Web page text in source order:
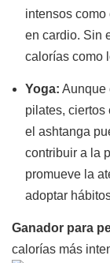
intensos como
en cardio. Sin
calorías como
Yoga: Aunque
pilates, ciertos
el ashtanga
contribuir a la
promueve la
adoptar
Ganador para
calorías más